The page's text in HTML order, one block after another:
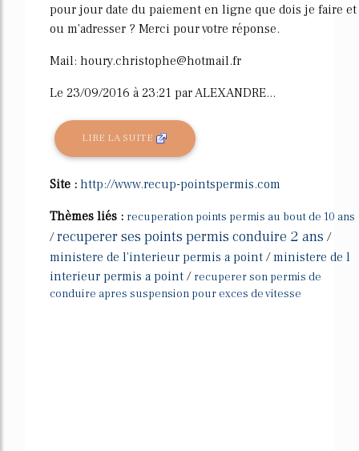
pour jour date du paiement en ligne que dois je faire et
ou m'adresser ? Merci pour votre réponse.
Mail: houry.christophe@hotmail.fr
Le 23/09/2016 à 23:21 par ALEXANDRE...
LIRE LA SUITE
Site : http://www.recup-pointspermis.com
Thèmes liés : recuperation points permis au bout de 10 ans
/recuperer ses points permis conduire 2 ans /
ministere de l'interieur permis a point /ministere de l
interieur permis a point / recuperer son permis de
conduire apres suspension pour exces de vitesse